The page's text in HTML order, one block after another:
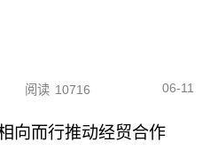
阅读 10716 06-11
向而行推动经贸合作